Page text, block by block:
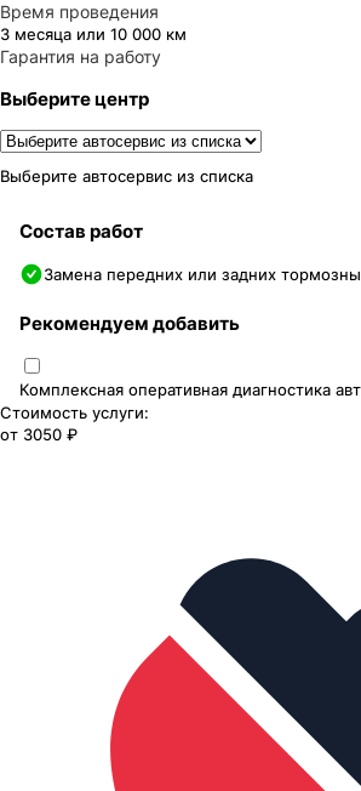
Время проведения
3 месяца или 10 000 км
Гарантия на работу
Выберите центр
Выберите автосервис из списка
Состав работ
Замена передних или задних
Рекомендуем добавить
Комплексная оперативная диагностика
Стоимость услуги:
от 3050 ₽